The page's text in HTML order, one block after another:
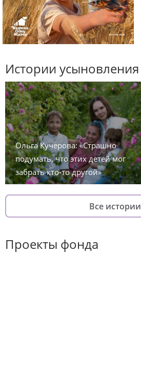
Истории усыновления
Ольга Кучерова: «Страшно
подумать, что этих детей мог
забрать кто-то другой»
Все истории
Проекты фонда